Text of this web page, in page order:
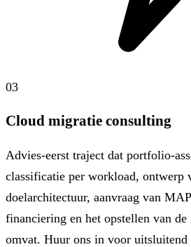
03
Cloud migratie consulting
Advies-eerst traject dat portfolio-
classificatie per workload, ontwerp
doelarchitectuur, aanvraag van
financiering en het opstellen van
omvat. Huur ons in voor